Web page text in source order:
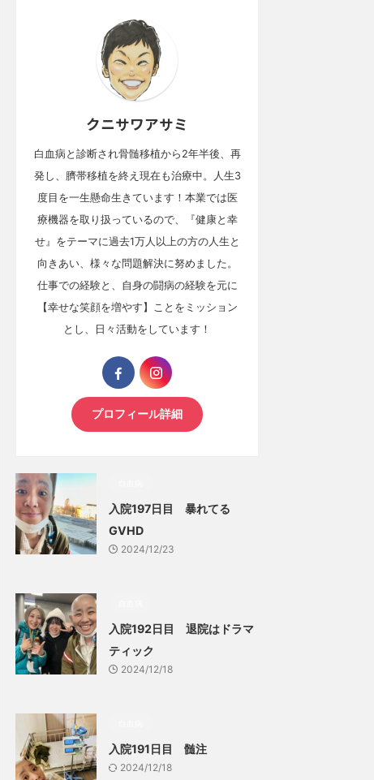
クニサワアサミ
白血病と診断され骨髄移植から2年半後、再
発し、臍帯移植を終え現在も治療中。人生3
度目を一生懸命生きています！本業では医
療機器を取り扱っているので、『健康と幸
せ』をテーマに過去1万人以上の方の人生と
向きあい、様々な問題解決に努めました。
仕事での経験と、自身の闘病の経験を元に
【幸せな笑顔を増やす】ことをミッション
とし、日々活動をしています！
プロフィール詳細
入院197日目 暴れてる
GVHD
2024/12/23
入院192日目 退院はドラマ
ティック
2024/12/18
入院191日目 髄注
2024/12/18